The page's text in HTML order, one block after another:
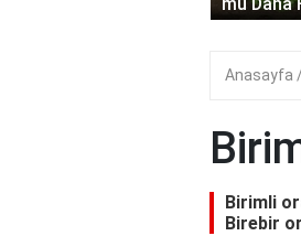
Anasayfa
Birimli
Birebir